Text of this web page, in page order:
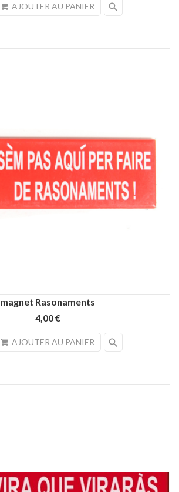
AJOUTER AU PANIER search
magnet Rasonaments
4,00 €
AJOUTER AU PANIER search